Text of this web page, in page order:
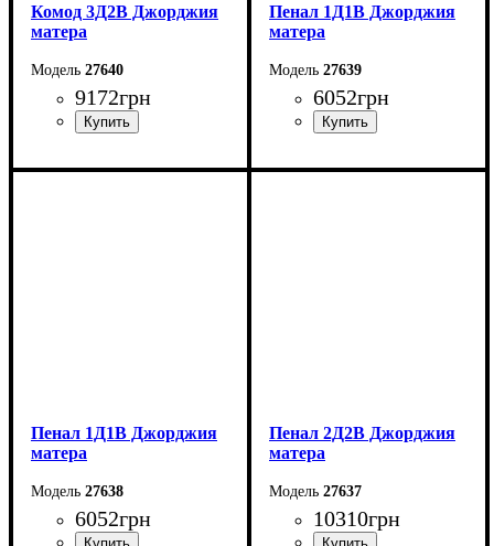
Комод 3Д2В Джорджия
матера
27640
9172грн
Ширина: 171,1 см
Пенал 1Д1В Джорджия
матера
27639
6052грн
Ширина: 81,6 см
Пенал 1Д1В Джорджия
матера
27638
6052грн
Пенал 2Д2В Джорджия
матера
27637
10310грн